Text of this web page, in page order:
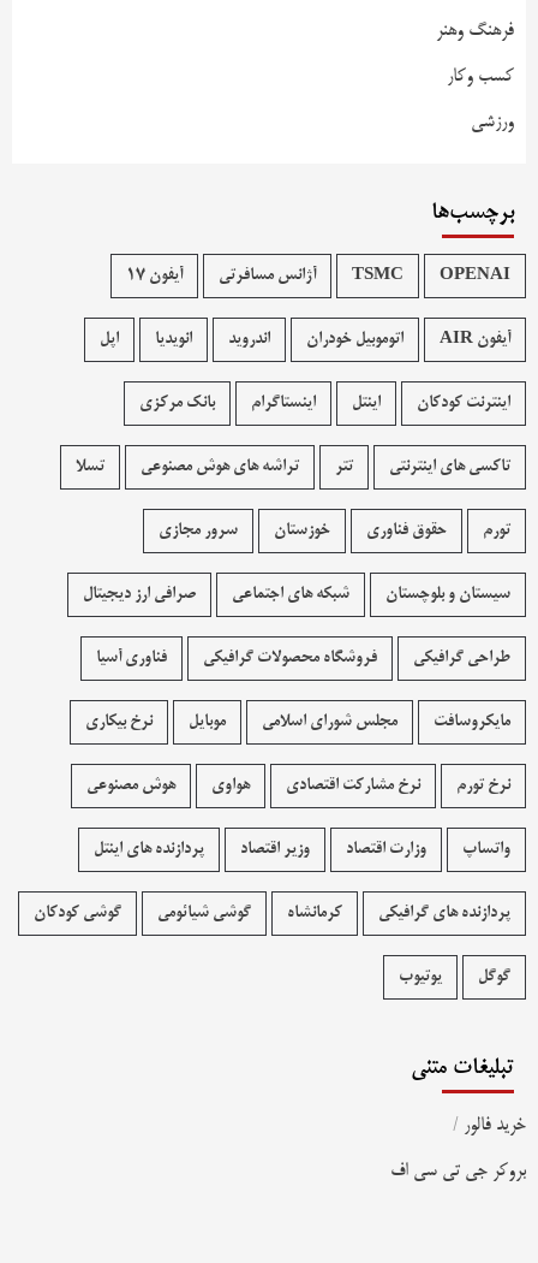
فرهنگ وهنر
کسب وکار
ورزشی
برچسب‌ها
OPENAI
TSMC آژانس مسافرتی آیفون 17
آیفون AIR اتوموبیل خودران اندروید انویدیا اپل
اینترنت کودکان اینتل اینستاگرام بانک مرکزی
تاکسی های اینترنتی تتر تراشه های هوش مصنوعی تسلا
تورم حقوق فناوری خوزستان سرور مجازی
سیستان و بلوچستان شبکه های اجتماعی صرافی ارز دیجیتال
طراحی گرافیکی فروشگاه محصولات گرافيکی فناوری آسیا
مایکروسافت مجلس شورای اسلامی موبایل نرخ بیکاری
نرخ تورم نرخ مشارکت اقتصادی هواوی هوش مصنوعی
واتساپ وزارت اقتصاد وزیر اقتصاد پردازنده های اینتل
پردازنده های گرافیکی کرمانشاه گوشی شیائومی گوشی کودکان
گوگل یوتیوب
تبلیغات متنی
خرید فالور /
بروکر جی تی سی اف